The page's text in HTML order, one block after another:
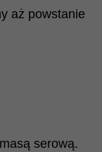
aż powstanie
serową.